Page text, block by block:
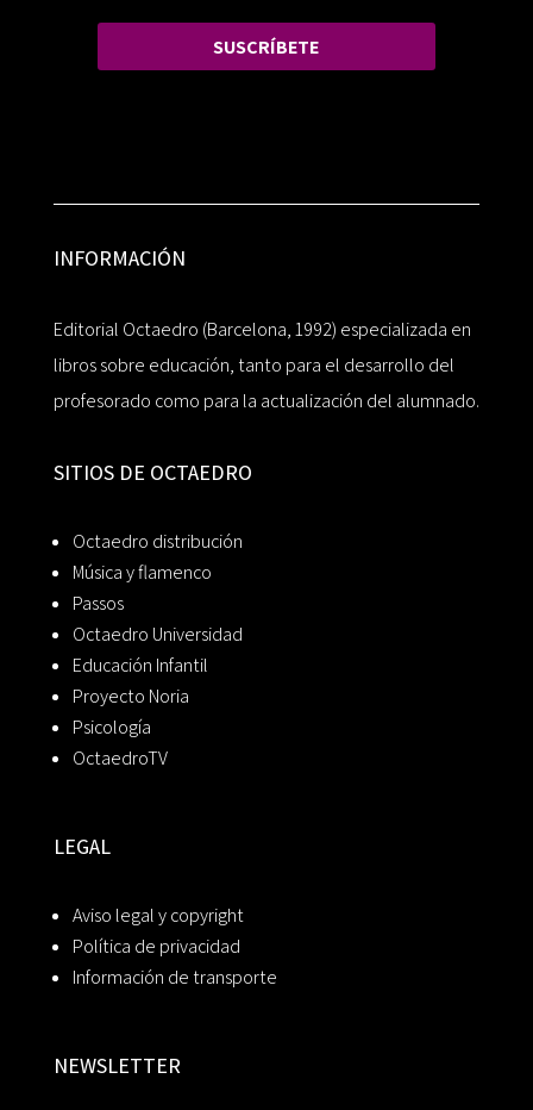
SUSCRÍBETE
INFORMACIÓN
Editorial Octaedro (Barcelona, 1992) especializada en
libros sobre educación, tanto para el desarrollo del
profesorado como para la actualización del alumnado.
SITIOS DE OCTAEDRO
Octaedro distribución
Música y flamenco
Passos
Octaedro Universidad
Educación Infantil
Proyecto Noria
Psicología
OctaedroTV
LEGAL
Aviso legal y copyright
Política de privacidad
Información de transporte
NEWSLETTER